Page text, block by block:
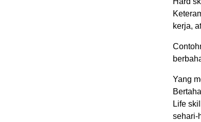
kerja,
Yang
Life
sehari-